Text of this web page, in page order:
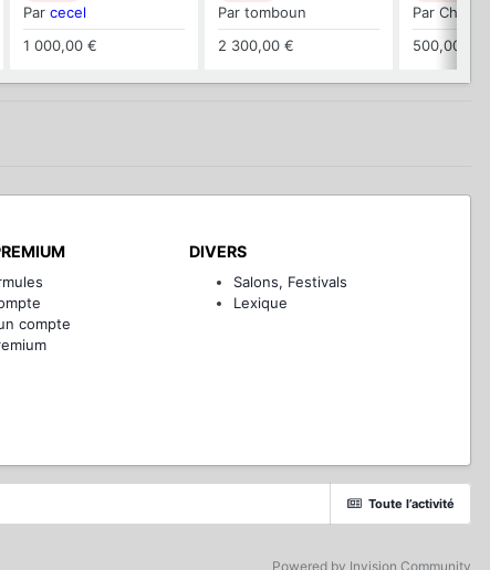
Par cecel
1 000,00 €
Par tomboun
2 300,00 €
Par
500,00 €
compte
DIVERS
Salons, Festivals
Lexique
Toute l’activité
Powered by Invision Community